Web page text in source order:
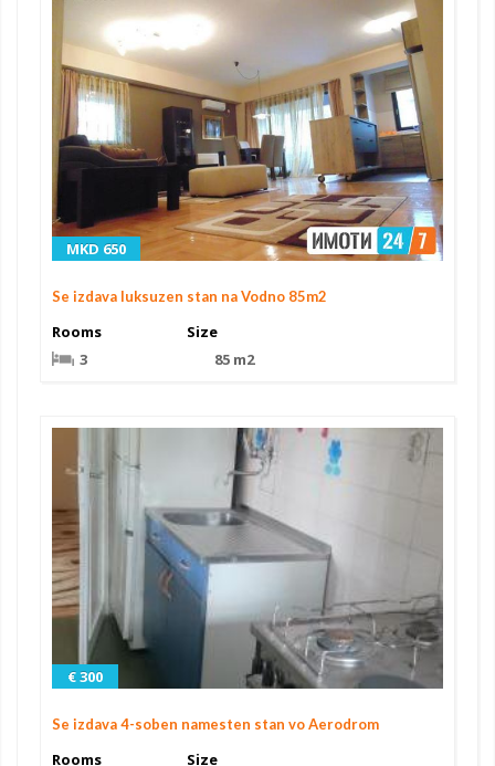
MKD 650
Se izdava luksuzen stan na Vodno 85m2
Rooms
3
Size
85 m2
€ 300
Se izdava 4-soben namesten stan vo Aerodrom
Rooms
Size